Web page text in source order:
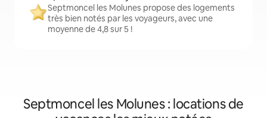
Septmoncel les Molunes propose des logements
très bien notés par les voyageurs, avec une
moyenne de 4,8 sur 5 !
Septmoncel les Molunes : locations de